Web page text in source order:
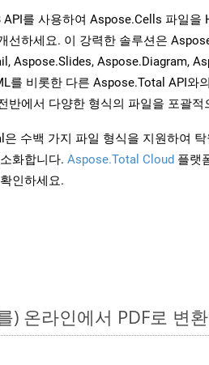
API를 사용하여 Aspose.Cells 파일을
선하세요. 이 강력한 솔루션은
Aspose.Slides, Aspose.Diagram,
를 비롯한 다른 Aspose.Total API와
반에서 다양한 형식의 파일을 포괄
수백 가지 파일 형식을 지원하여
화합니다. Aspose.Total Cloud 플랫
인하세요.
) 온라인에서 PDF로 변